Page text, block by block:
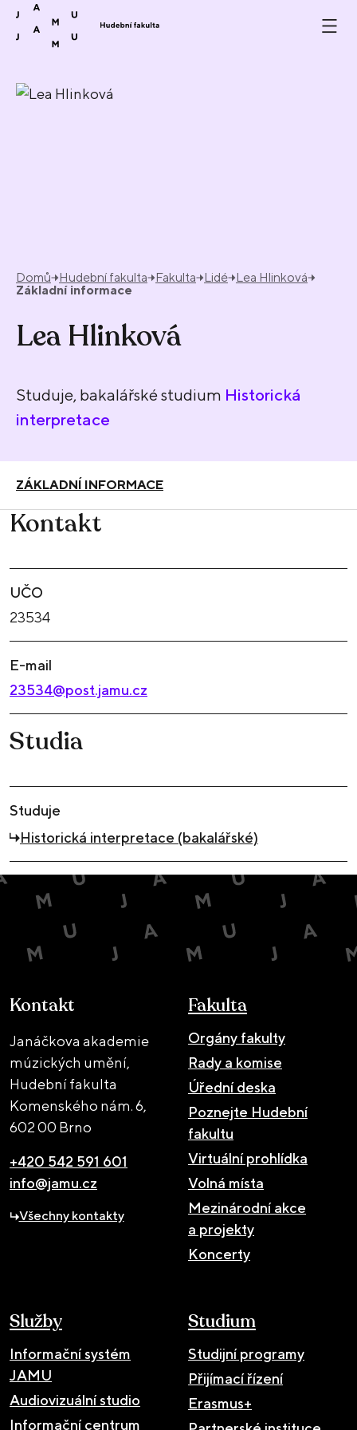
Přeskočit na obsah
Domů Hudební fakulta Fakulta Lidé Lea Hlinková
Základní informace
Lea Hlinková
Studuje, bakalářské studium Historická
interpretace
ZÁKLADNÍ INFORMACE
Kontakt
UČO
23534
E-mail
23534@post.jamu.cz
Studia
Studuje
Historická interpretace (bakalářské)
Kontakt
Janáčkova akademie
múzických umění,
Hudební fakulta
Komenského nám. 6,
602 00 Brno
+420 542 591 601
info@jamu.cz
Všechny kontakty
Fakulta
Orgány fakulty
Rady a komise
Úřední deska
Poznejte Hudební
fakultu
Virtuální prohlídka
Volná místa
Mezinárodní akce
a projekty
Koncerty
Služby
Informační systém
JAMU
Audiovizuální studio
Informační centrum
Studium
Studijní programy
Přijímací řízení
Erasmus+